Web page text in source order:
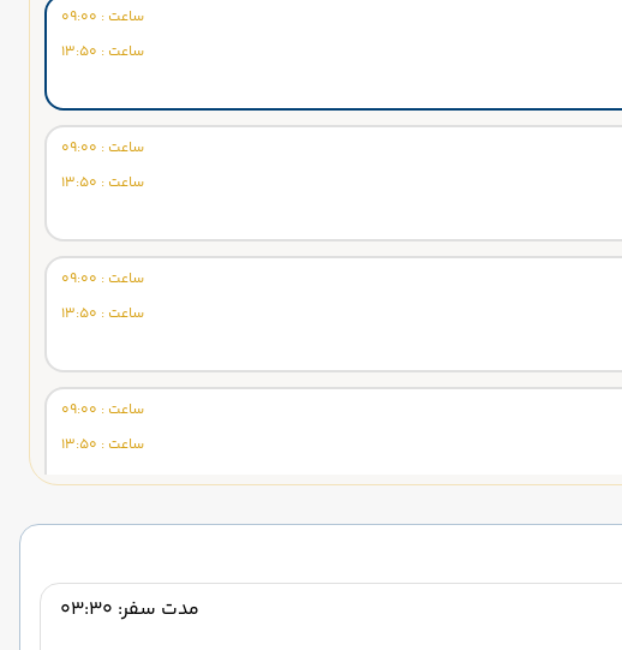
ساعت : 09:00
ساعت : 13:50
ساعت : 09:00
ساعت : 13:50
ساعت : 09:00
ساعت : 13:50
ساعت : 09:00
ساعت : 13:50
مدت سفر: 03:30